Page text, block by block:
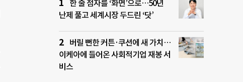
한 줄 점자를 ‘화면’으로…50년
난제 풀고 세계시장 두드린 ‘닷’
버릴 뻔한 커튼·쿠션에 새 가치…
이케아에 들어온 사회적기업 재봉 서
비스